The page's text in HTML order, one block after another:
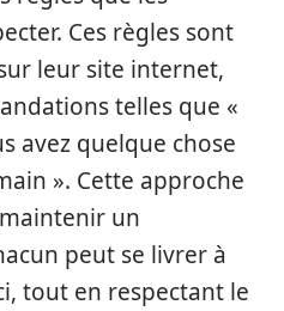
Ces règles sont
leur site internet,
telles que «
avez quelque chose
». Cette approche
un
peut se livrer à
tout en respectant le